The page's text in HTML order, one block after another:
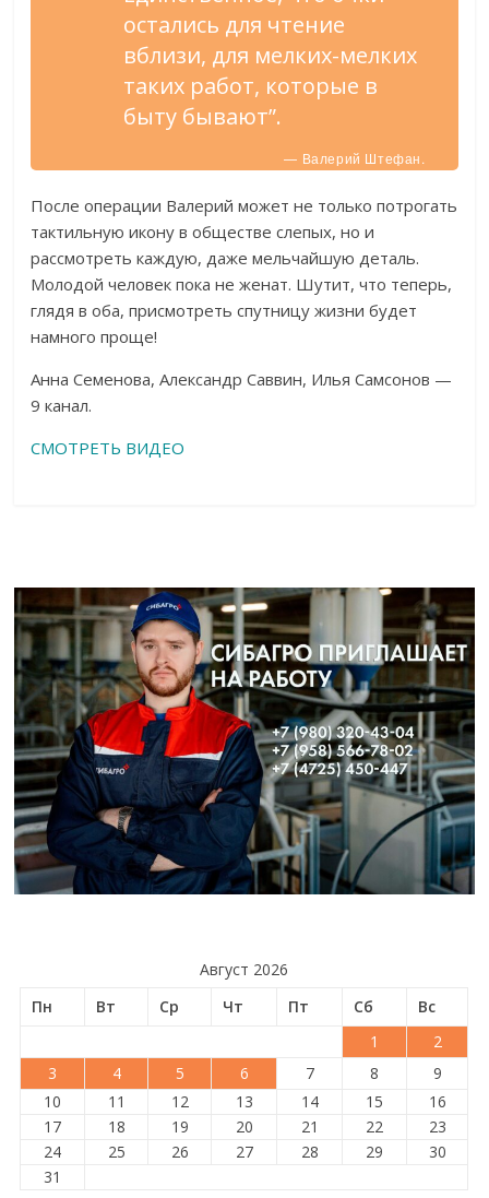
остались для чтение
вблизи, для мелких-мелких
таких работ, которые в
быту бывают”.
— Валерий Штефан.
После операции Валерий может не только потрогать
тактильную икону в обществе слепых, но и
рассмотреть каждую, даже мельчайшую деталь.
Молодой человек пока не женат. Шутит, что теперь,
глядя в оба, присмотреть спутницу жизни будет
намного проще!
Анна Семенова, Александр Саввин, Илья Самсонов —
9 канал.
СМОТРЕТЬ ВИДЕО
Август 2026
Пн
Вт Ср Чт Пт Сб
Вс
1
2
3
4 5 6 7 8
9
10
11 12 13 14 15
16
17
18 19 20 21 22
23
24
25 26 27 28 29
30
31